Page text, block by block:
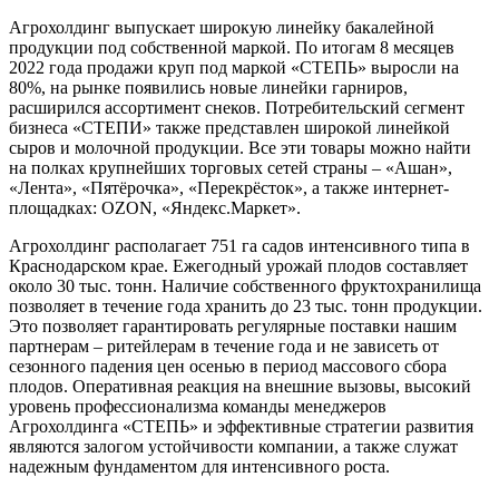
Агрохолдинг выпускает широкую линейку бакалейной
продукции под собственной маркой. По итогам 8 месяцев
2022 года продажи круп под маркой «СТЕПЬ» выросли на
80%, на рынке появились новые линейки гарниров,
расширился ассортимент снеков. Потребительский сегмент
бизнеса «СТЕПИ» также представлен широкой линейкой
сыров и молочной продукции. Все эти товары можно найти
на полках крупнейших торговых сетей страны – «Ашан»,
«Лента», «Пятёрочка», «Перекрёсток», а также интернет-
площадках: OZON, «Яндекс.Маркет».
Агрохолдинг располагает 751 га садов интенсивного типа в
Краснодарском крае. Ежегодный урожай плодов составляет
около 30 тыс. тонн. Наличие собственного фруктохранилища
позволяет в течение года хранить до 23 тыс. тонн продукции.
Это позволяет гарантировать регулярные поставки нашим
партнерам – ритейлерам в течение года и не зависеть от
сезонного падения цен осенью в период массового сбора
плодов. Оперативная реакция на внешние вызовы, высокий
уровень профессионализма команды менеджеров
Агрохолдинга «СТЕПЬ» и эффективные стратегии развития
являются залогом устойчивости компании, а также служат
надежным фундаментом для интенсивного роста.